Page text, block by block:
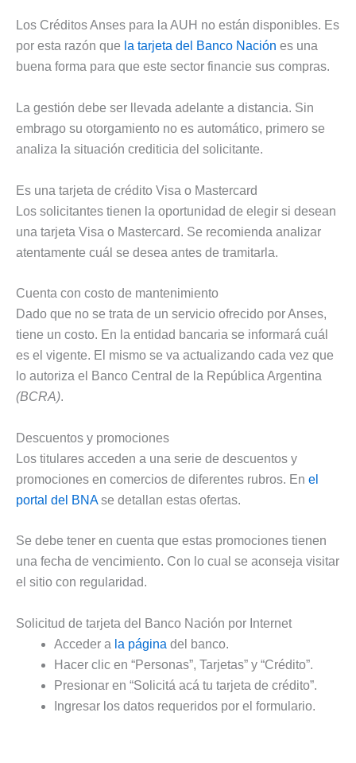
Los Créditos Anses para la AUH no están disponibles. Es
por esta razón que la tarjeta del Banco Nación es una
buena forma para que este sector financie sus compras.
La gestión debe ser llevada adelante a distancia. Sin
embrago su otorgamiento no es automático, primero se
analiza la situación crediticia del solicitante.
Es una tarjeta de crédito Visa o Mastercard
Los solicitantes tienen la oportunidad de elegir si desean
una tarjeta Visa o Mastercard. Se recomienda analizar
atentamente cuál se desea antes de tramitarla.
Cuenta con costo de mantenimiento
Dado que no se trata de un servicio ofrecido por Anses,
tiene un costo. En la entidad bancaria se informará cuál
es el vigente. El mismo se va actualizando cada vez que
lo autoriza el Banco Central de la República Argentina
(BCRA).
Descuentos y promociones
Los titulares acceden a una serie de descuentos y
promociones en comercios de diferentes rubros. En el
portal del BNAse detallan estas ofertas.
Se debe tener en cuenta que estas promociones tienen
una fecha de vencimiento. Con lo cual se aconseja visitar
el sitio con regularidad.
Solicitud de tarjeta del Banco Nación por Internet
Acceder a la página del banco.
Hacer clic en “Personas”, Tarjetas” y “Crédito”.
Presionar en “Solicitá acá tu tarjeta de crédito”.
Ingresar los datos requeridos por el formulario.